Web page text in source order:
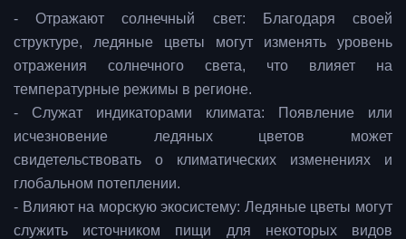
- Отражают солнечный свет: Благодаря своей
структуре, ледяные цветы могут изменять уровень
отражения солнечного света, что влияет на
температурные режимы в регионе.
- Служат индикаторами климата: Появление или
исчезновение ледяных цветов может
свидетельствовать о климатических изменениях и
глобальном потеплении.
- Влияют на морскую экосистему: Ледяные цветы могут
служить источником пищи для некоторых видов